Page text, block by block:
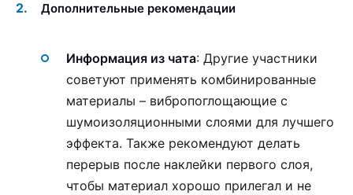
Дополнительные рекомендации
Информация из чата: Другие участники
советуют применять комбинированные
материалы – вибропоглощающие с
шумоизоляционными слоями для лучшего
эффекта. Также рекомендуют делать
перерыв после наклейки первого слоя,
чтобы материал хорошо прилегал и не